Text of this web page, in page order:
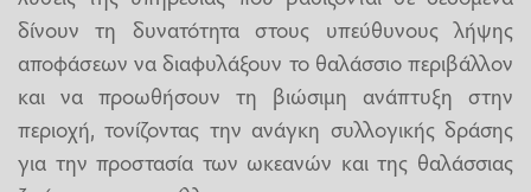
δίνουν τη δυνατότητα στους υπεύθυνους λήψης
αποφάσεων να διαφυλάξουν το θαλάσσιο περιβάλλον
και να προωθήσουν τη βιώσιμη ανάπτυξη στην
περιοχή, τονίζοντας την ανάγκη συλλογικής δράσης
για την προστασία των ωκεανών και της θαλάσσιας